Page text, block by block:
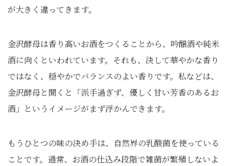
が大きく違ってきます。
金沢酵母は香り高いお酒をつくることから、吟醸酒や純米
酒に向くといわれています。それも、決して華やかな香り
ではなく、穏やかでバランスのよい香りです。私などは、
金沢酵母と聞くと「派手過ぎず、優しく甘い芳香のあるお
酒」というイメージがまず浮かんできます。
もうひとつの味の決め手は、自然界の乳酸菌を使っている
ことです。通常、お酒の仕込み段階で雑菌が繁殖しないよ